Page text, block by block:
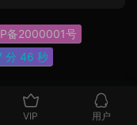
备2000001号
分 47 秒
VIP 用户